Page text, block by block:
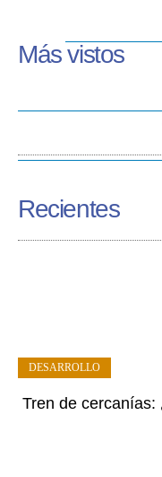
Más vistos
Recientes
Tren de
DESARROLLO